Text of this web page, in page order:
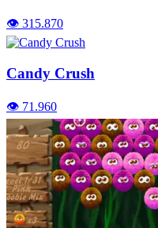
👁️ 315.870
Candy Crush
👁️ 71.960